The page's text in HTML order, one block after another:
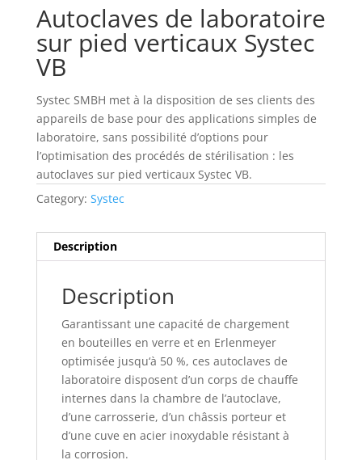
Autoclaves de laboratoire
sur pied verticaux Systec
VB
Systec SMBH met à la disposition de ses clients des
appareils de base pour des applications simples de
laboratoire, sans possibilité d’options pour
l’optimisation des procédés de stérilisation : les
autoclaves sur pied verticaux Systec VB.
Category: Systec
Description
Description
Garantissant une capacité de chargement
en bouteilles en verre et en Erlenmeyer
optimisée jusqu‘à 50 %, ces autoclaves de
laboratoire disposent d’un corps de chauffe
internes dans la chambre de l’autoclave,
d’une carrosserie, d’un châssis porteur et
d’une cuve en acier inoxydable résistant à
la corrosion.